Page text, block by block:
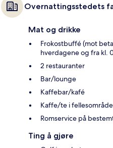
Overnattingsstedets
Mat og drikke
Frokostbuffé (mot
hverdagene og fra kl.
2 restauranter
Bar/lounge
Kaffebar/kafé
Kaffe/te i
Romservice på
Ting å gjøre